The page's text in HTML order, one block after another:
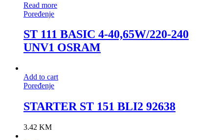
Read more
Poređenje
ST 111 BASIC 4-40,65W/220-240
UNV1 OSRAM
Add to cart
Poređenje
STARTER ST 151 BLI2 92638
3.42 KM